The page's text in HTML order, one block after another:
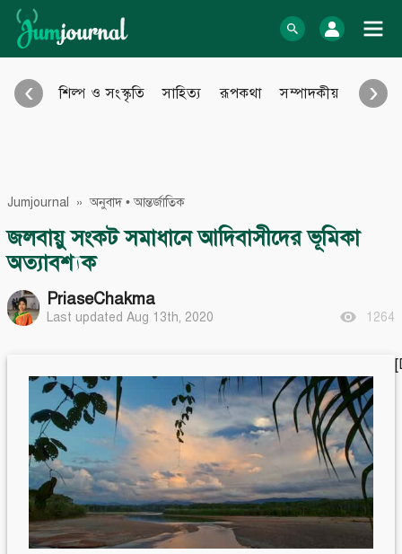
Skip
content
log In
Audio Archive
Learn more
About Us
How to
Sitemap
Contribute
Follow Us
Facebook
Twitter
Youtube
Google+
Instagram
Engage with us
Invite Jumjournal Team
Be a representative
Be a partner
Be a volunteer
শিল্প ও সংস্কৃতি সাহিত্য রূপকথা সম্পাদকীয় আইন
‹ ›
Jumjournal »অনুবাদ•আন্তর্জাতিক
জলবায়ু সংকট সমাধানে আদিবাসীদের ভূমিকা
অত্যাবশ্যক
PriaseChakma
Last updated Aug 13th, 2020 1264